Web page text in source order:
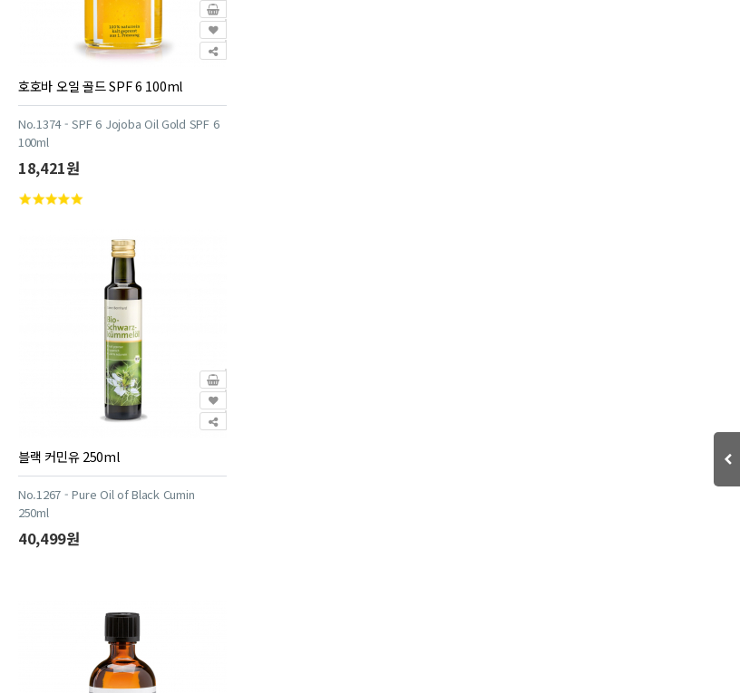
호호바 오일 골드 SPF 6 100ml
No.1374 - SPF 6 Jojoba Oil Gold SPF 6
100ml
18,421원
블랙 커민유 250ml
No.1267 - Pure Oil of Black Cumin
250ml
40,499원